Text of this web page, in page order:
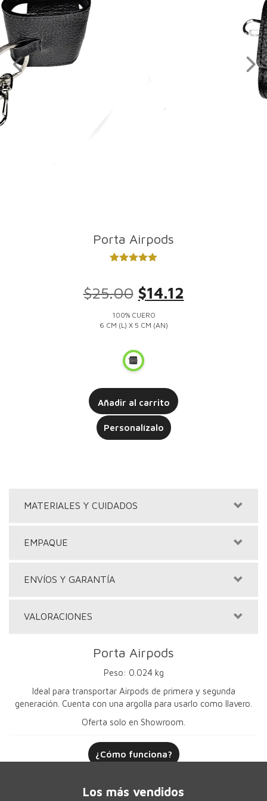
Porta Airpods
de 5 en
base a
s de
clientes
$25.00 El
precio
era:
$14.12
100% CUERO
6 CM (L) X 5 CM (AN)
NEG
Añadir al carrito
Personalízalo
MATERIALES Y CUIDADOS
EMPAQUE
ENVÍOS Y GARANTÍA
VALORACIONES
Porta Airpods
Peso: 0.024 kg
Ideal para transportar Airpods de primera y segunda
generación. Cuenta con una argolla para usarlo como llavero.
Oferta solo en Showroom.
¿Cómo funciona?
Los más vendidos